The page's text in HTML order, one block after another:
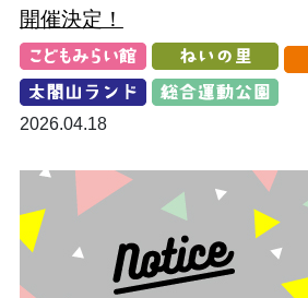
開催決定！
2026.04.18